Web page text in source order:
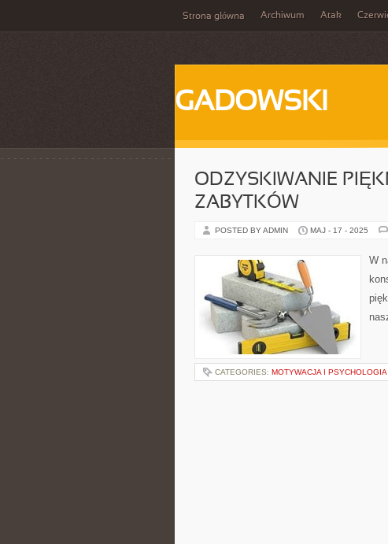
Strona główna Archiwum Atak
GADOWSKI
ODZYSKIWANIE
ZABYTKÓW
POSTED BY ADMIN MAJ - 17 - 2025
W
CATEGORIES: MOTYWACJA I